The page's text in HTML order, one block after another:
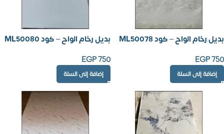
بديل رخام الواح – كود ML50078
EGP750
إضافة إلى السلة
بديل رخام الواح – كود ML50080
EGP750
إضافة إلى السلة